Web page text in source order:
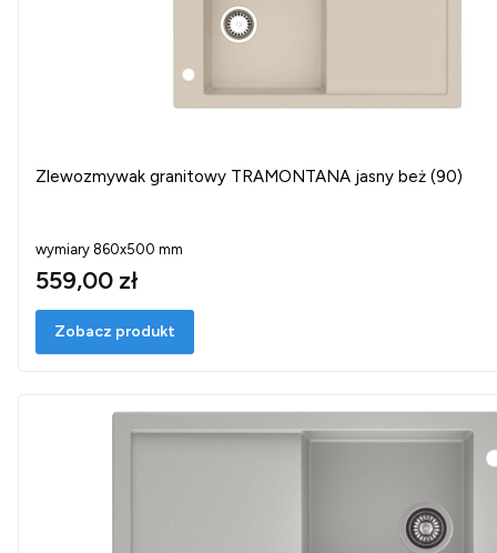
Zlewozmywak granitowy TRAMONTANA jasny beż (90)
wymiary 860x500 mm
559,00 zł
Zobacz produkt